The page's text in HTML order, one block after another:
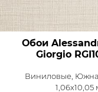
Обои
Giorgio
Виниловые,
1,06x10,05